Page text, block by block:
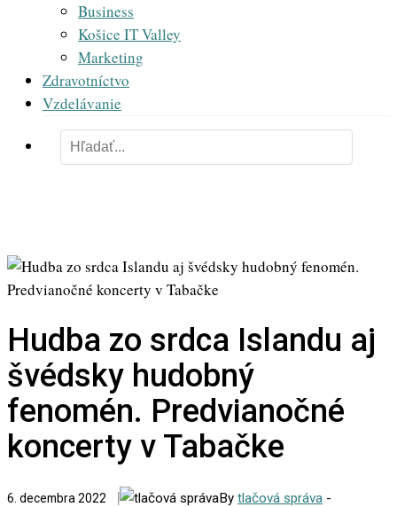
Business
Košice IT Valley
Marketing
Zdravotníctvo
Vzdelávanie
Hudba zo srdca Islandu aj
švédsky hudobný
fenomén. Predvianočné
koncerty v Tabačke
6. decembra 2022 By tlačová správa -